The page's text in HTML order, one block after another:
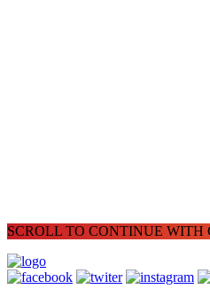
SCROLL TO CONTINUE WITH